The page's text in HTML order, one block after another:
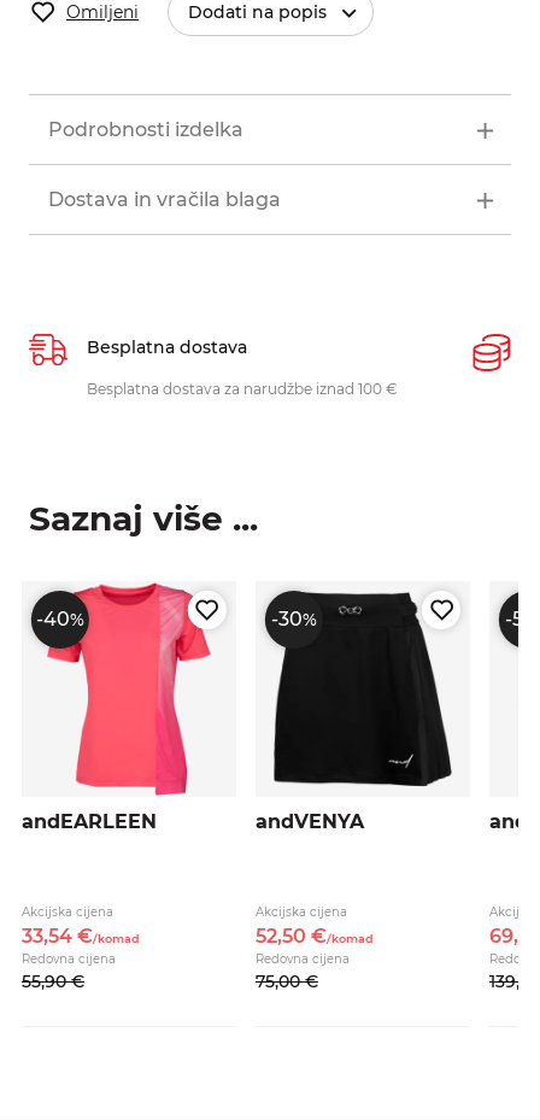
Omiljeni Dodati na popis
Podrobnosti izdelka
Dostava in vračila blaga
Besplatna dostava
Besplatna dostava za narudžbe iznad 100 €
Saznaj više ...
-40%
andEARLEEN
Akcijska cijena
33,54 €/komad
Redovna cijena
55,90 €
-30%
andVENYA
Akcijska cijena
52,50 €/komad
Redovna cijena
75,00 €
-50
69,
139,